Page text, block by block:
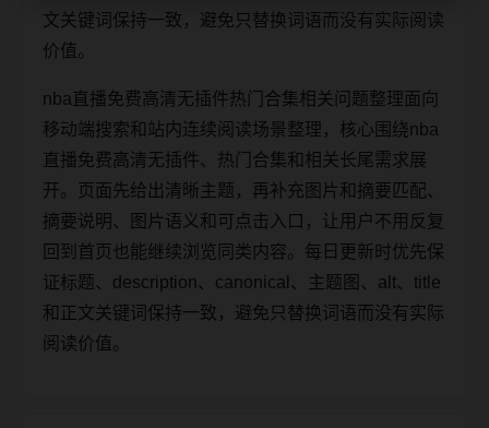
文关键词保持一致，避免只替换词语而没有实际阅读
价值。
nba直播免费高清无插件热门合集相关问题整理面向
移动端搜索和站内连续阅读场景整理，核心围绕nba
直播免费高清无插件、热门合集和相关长尾需求展
开。页面先给出清晰主题，再补充图片和摘要匹配、
摘要说明、图片语义和可点击入口，让用户不用反复
回到首页也能继续浏览同类内容。每日更新时优先保
证标题、description、canonical、主题图、alt、title
和正文关键词保持一致，避免只替换词语而没有实际
阅读价值。